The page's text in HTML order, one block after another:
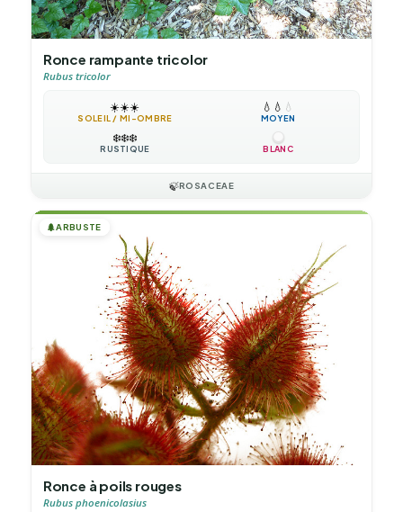
Ronce rampante tricolor
Rubus tricolor
☀️☀️☀️
SOLEIL / MI-OMBRE
💧 💧 💧
MOYEN
❄️❄️❄️
RUSTIQUE BLANC
🍃ROSACEAE
🌲ARBUSTE
Ronce à poils rouges
Rubus phoenicolasius